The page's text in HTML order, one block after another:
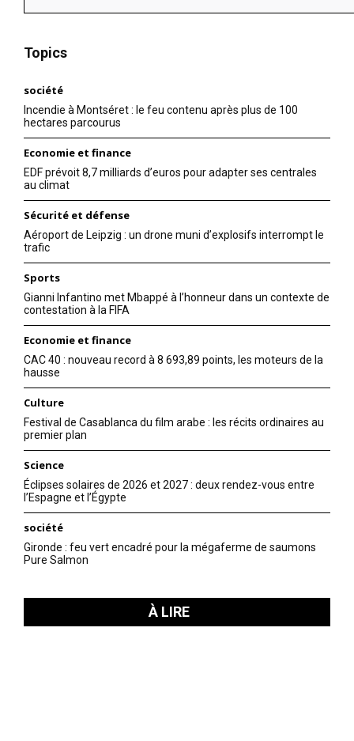
Topics
société
Incendie à Montséret : le feu contenu après plus de 100
hectares parcourus
Economie et finance
EDF prévoit 8,7 milliards d’euros pour adapter ses centrales
au climat
Sécurité et défense
Aéroport de Leipzig : un drone muni d’explosifs interrompt le
trafic
Sports
Gianni Infantino met Mbappé à l’honneur dans un contexte de
contestation à la FIFA
Economie et finance
CAC 40 : nouveau record à 8 693,89 points, les moteurs de la
hausse
Culture
Festival de Casablanca du film arabe : les récits ordinaires au
premier plan
Science
Éclipses solaires de 2026 et 2027 : deux rendez-vous entre
l’Espagne et l’Égypte
société
Gironde : feu vert encadré pour la mégaferme de saumons
Pure Salmon
À LIRE